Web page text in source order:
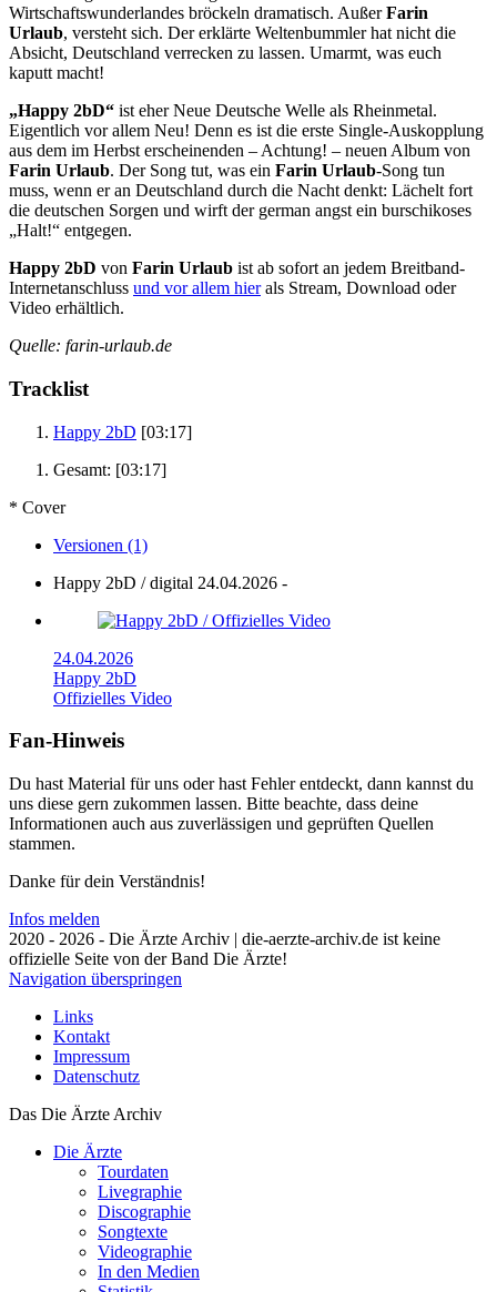
Wirtschaftswunderlandes bröckeln dramatisch. AußerFarin
Urlaub, versteht sich. Der erklärte Weltenbummler hat nicht die
Absicht, Deutschland verrecken zu lassen. Umarmt, was euch
kaputt macht!
„Happy 2bD“ ist eher Neue Deutsche Welle als Rheinmetal.
Eigentlich vor allem Neu! Denn es ist die erste Single-Auskopplung
aus dem im Herbst erscheinenden – Achtung! – neuen Album von
Farin Urlaub. Der Song tut, was ein Farin Urlaub-Song tun
muss, wenn er an Deutschland durch die Nacht denkt: Lächelt fort
die deutschen Sorgen und wirft der german angst ein burschikoses
„Halt!“ entgegen.
Happy 2bD von Farin Urlaub ist ab sofort an jedem Breitband-
Internetanschluss und vor allem hierals Stream, Download oder
Video erhältlich.
Quelle: farin-urlaub.de
Tracklist
Happy 2bD [03:17]
Gesamt: [03:17]
* Cover
Versionen (1)
Happy 2bD / digital 24.04.2026 -
24.04.2026
Happy 2bD
Offizielles Video
Fan-Hinweis
Du hast Material für uns oder hast Fehler entdeckt, dann kannst du
uns diese gern zukommen lassen. Bitte beachte, dass deine
Informationen auch aus zuverlässigen und geprüften Quellen
stammen.
Danke für dein Verständnis!
Infos melden
2020 - 2026 - Die Ärzte Archiv | die-aerzte-archiv.de ist keine
offizielle Seite von der Band Die Ärzte!
Navigation überspringen
Links
Kontakt
Impressum
Datenschutz
Das Die Ärzte Archiv
Die Ärzte
Tourdaten
Livegraphie
Discographie
Songtexte
Videographie
In den Medien